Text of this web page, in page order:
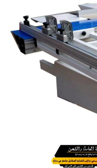
wishlist